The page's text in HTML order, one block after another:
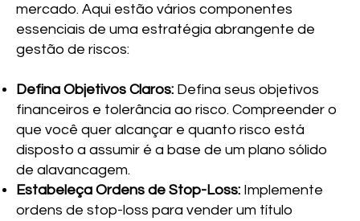
mercado. Aqui estão vários componentes
essenciais de uma estratégia abrangente de
gestão de riscos:
Defina Objetivos Claros: Defina seus objetivos
financeiros e tolerância ao risco. Compreender o
que você quer alcançar e quanto risco está
disposto a assumir é a base de um plano sólido
de alavancagem.
Estabeleça Ordens de Stop-Loss: Implemente
ordens de stop-loss para vender um título